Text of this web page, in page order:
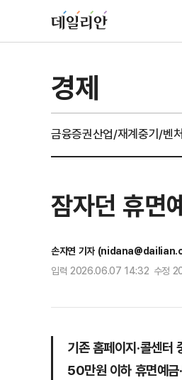
경제
금융증권산업/재계중기/벤
잠자던 휴면
손지연 기자
입력 2026.06.07 14:32 수정
기존 홈페이지·콜센
50만원 이하 휴면예금